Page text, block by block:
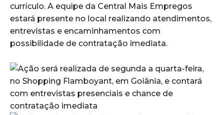
currículo. A equipe da Central Mais Empregos
estará presente no local realizando atendimentos,
entrevistas e encaminhamentos com
possibilidade de contratação imediata.